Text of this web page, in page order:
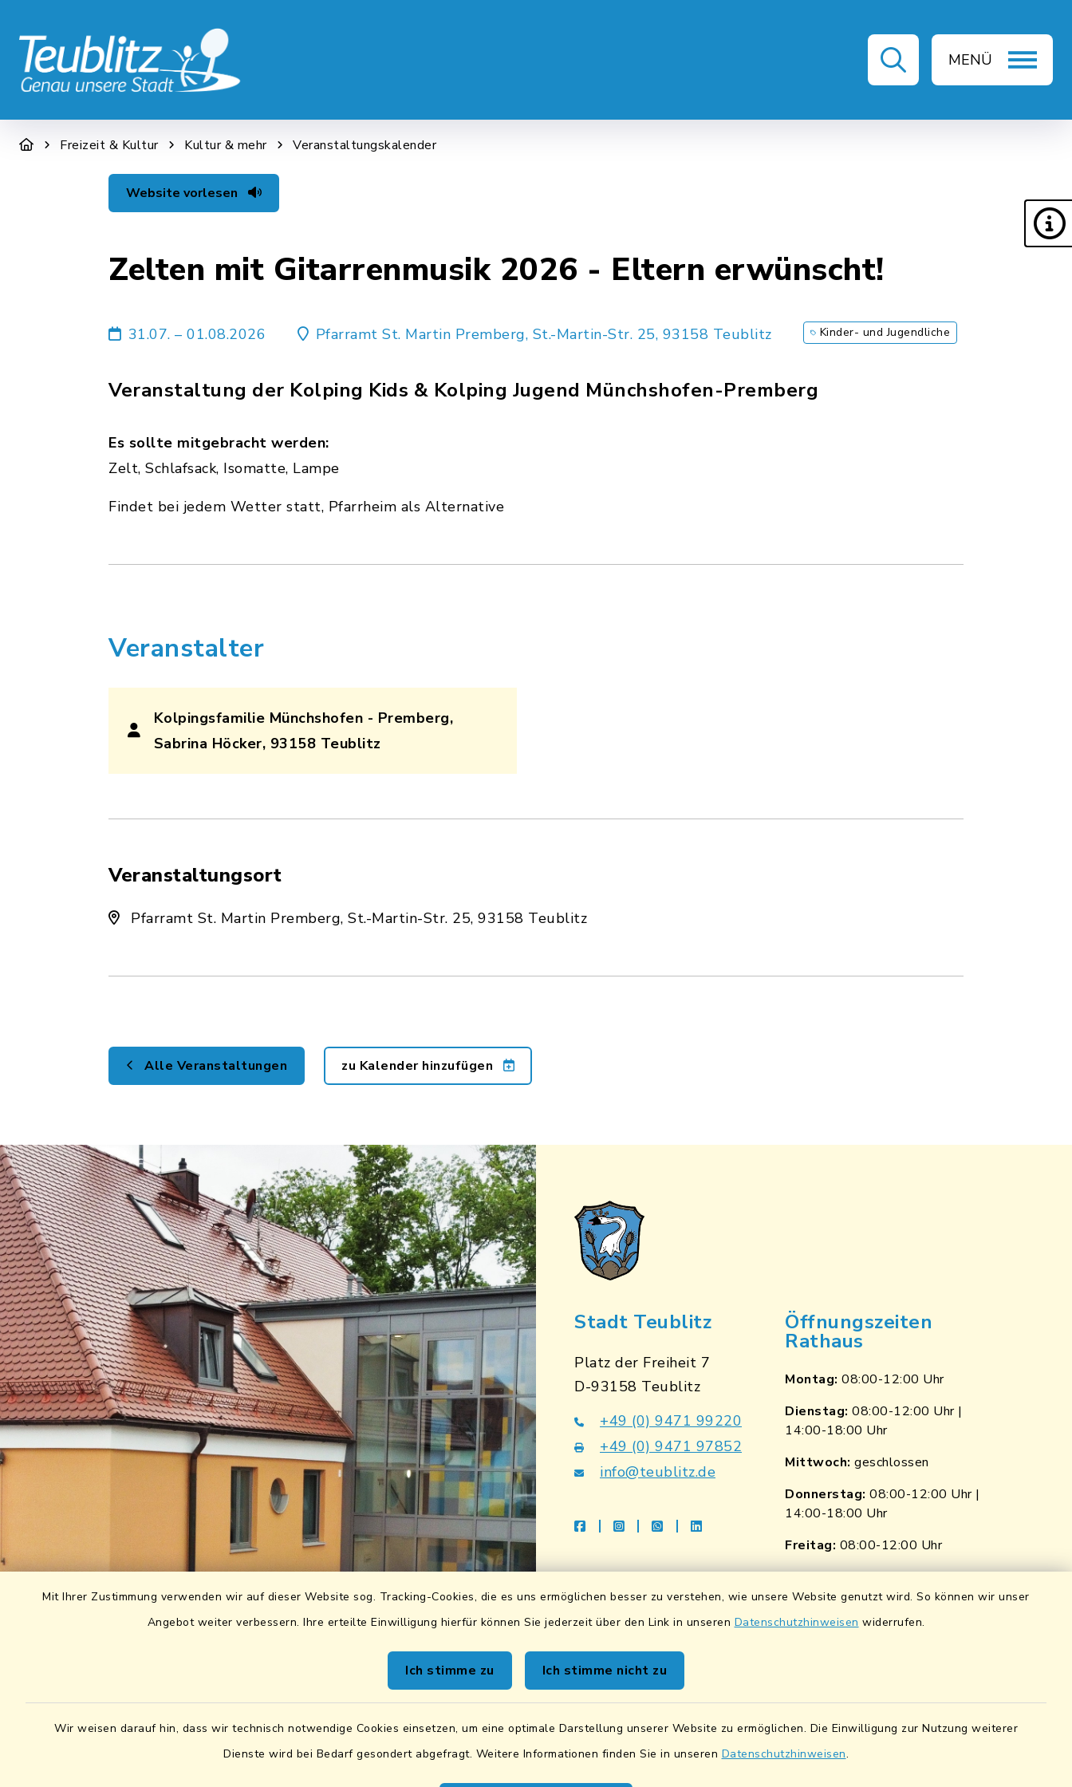
Mit Ihrer Zustimmung verwenden wir auf dieser Website sog. Tracking-Cookies, die es uns ermöglichen besser zu verstehen, wie unsere Website genutzt wird. So können wir unser
Angebot weiter verbessern. Ihre erteilte Einwilligung hierfür können Sie jederzeit über den Link in unseren Datenschutzhinweisen widerrufen.
Ich stimme zu Ich stimme nicht zu
Wir weisen darauf hin, dass wir technisch notwendige Cookies einsetzen, um eine optimale Darstellung unserer Website zu ermöglichen. Die Einwilligung zur Nutzung weiterer
Dienste wird bei Bedarf gesondert abgefragt. Weitere Informationen finden Sie in unseren Datenschutzhinweisen.
MENÜ
STADT & WIRTSCHAFT RATHAUS & SERVICE LEBEN & ALLTAG FREIZEIT & KULTUR
Freizeit & Kultur Kultur & mehr Veranstaltungskalender
Website vorlesen
Zelten mit Gitarrenmusik 2026 - Eltern erwünscht!
31.07. – 01.08.2026 Pfarramt St. Martin Premberg, St.-Martin-Str. 25, 93158 Teublitz Kinder- und Jugendliche
Veranstaltung der Kolping Kids & Kolping Jugend Münchshofen-Premberg
Es sollte mitgebracht werden:
Zelt, Schlafsack, Isomatte, Lampe
Findet bei jedem Wetter statt, Pfarrheim als Alternative
Veranstalter
Kolpingsfamilie Münchshofen - Premberg,
Sabrina Höcker, 93158 Teublitz
Veranstaltungsort
Pfarramt St. Martin Premberg, St.-Martin-Str. 25, 93158 Teublitz
Alle Veranstaltungen zu Kalender hinzufügen
Stadt Teublitz
Platz der Freiheit 7
D-93158 Teublitz
+49 (0) 9471 99220
+49 (0) 9471 97852
info@teublitz.de
facebookinstagramwhatsapplinkedin
Öffnungszeiten
Rathaus
Montag: 08:00-12:00 Uhr
Dienstag: 08:00-12:00 Uhr |
14:00-18:00 Uhr
Mittwoch: geschlossen
Donnerstag: 08:00-12:00 Uhr |
14:00-18:00 Uhr
Freitag: 08:00-12:00 Uhr
Sparkasse Lkrs. Schwandorf
BIC: BYLADEM1SAD
VR Bank Mittlere Oberpfalz eG
DE87 7506 9171 0005 7041 38
BIC: GENODEF1SWD
UID:DE131842019
Wasserstände der Naab
Lokales Bündnis für Familien
Fairtrade-Towns